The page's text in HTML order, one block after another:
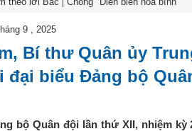
9 , 2025
Bí thư Quân ủy
đại biểu Đảng bộ
bộ Quân đội lần thứ XII, nhiệm kỳ